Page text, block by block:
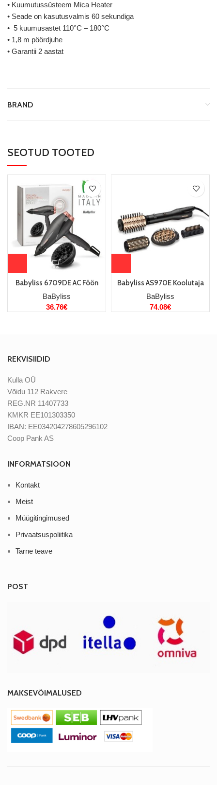
• Kuumutussüsteem Mica Heater
• Seade on kasutusvalmis 60 sekundiga
• 5 kuumusastet 110°C – 180°C
• 1,8 m pöördjuhe
• Garantii 2 aastat
BRAND
SEOTUD TOOTED
Babyliss 6709DE AC Föön
BaByliss
36.76€
Babyliss AS970E Koolutaja
BaByliss
74.08€
REKVISIIDID
Kulla OÜ
Võidu 112 Rakvere
REG.NR 11407733
KMKR EE101303350
IBAN: EE034204278605296102
Coop Pank AS
INFORMATSIOON
Kontakt
Meist
Müügitingimused
Privaatsuspoliitika
Tarne teave
POST
MAKSEVÕIMALUSED